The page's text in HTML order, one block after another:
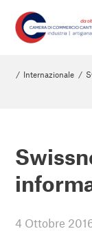
/ Internazionale /
4 Ottobre